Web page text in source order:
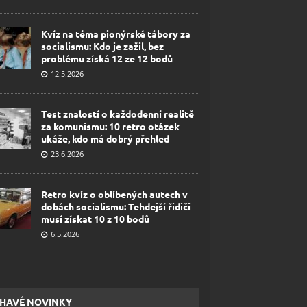
Kvíz na téma pionýrské tábory za
socialismu: Kdo je zažil, bez
problému získá 12 ze 12 bodů
12.5.2026
Test znalostí o každodenní realitě
za komunismu: 10 retro otázek
ukáže, kdo má dobrý přehled
23.6.2026
Retro kvíz o oblíbených autech v
dobách socialismu: Tehdejší řidiči
musí získat 10 z 10 bodů
6.5.2026
NOVINKY